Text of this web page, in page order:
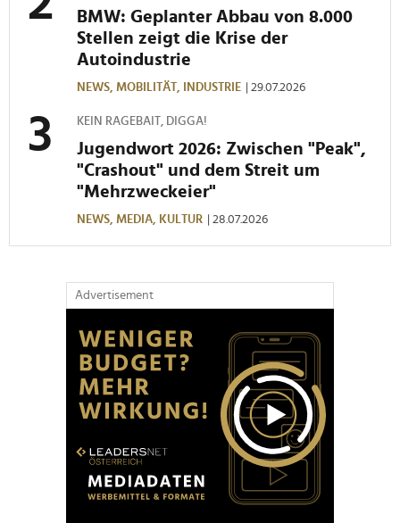
BMW: Geplanter Abbau von 8.000
Stellen zeigt die Krise der
Autoindustrie
NEWS, MOBILITÄT, INDUSTRIE | 29.07.2026
KEIN RAGEBAIT, DIGGA!
Jugendwort 2026: Zwischen "Peak",
"Crashout" und dem Streit um
"Mehrzweckeier"
NEWS, MEDIA, KULTUR | 28.07.2026
Advertisement